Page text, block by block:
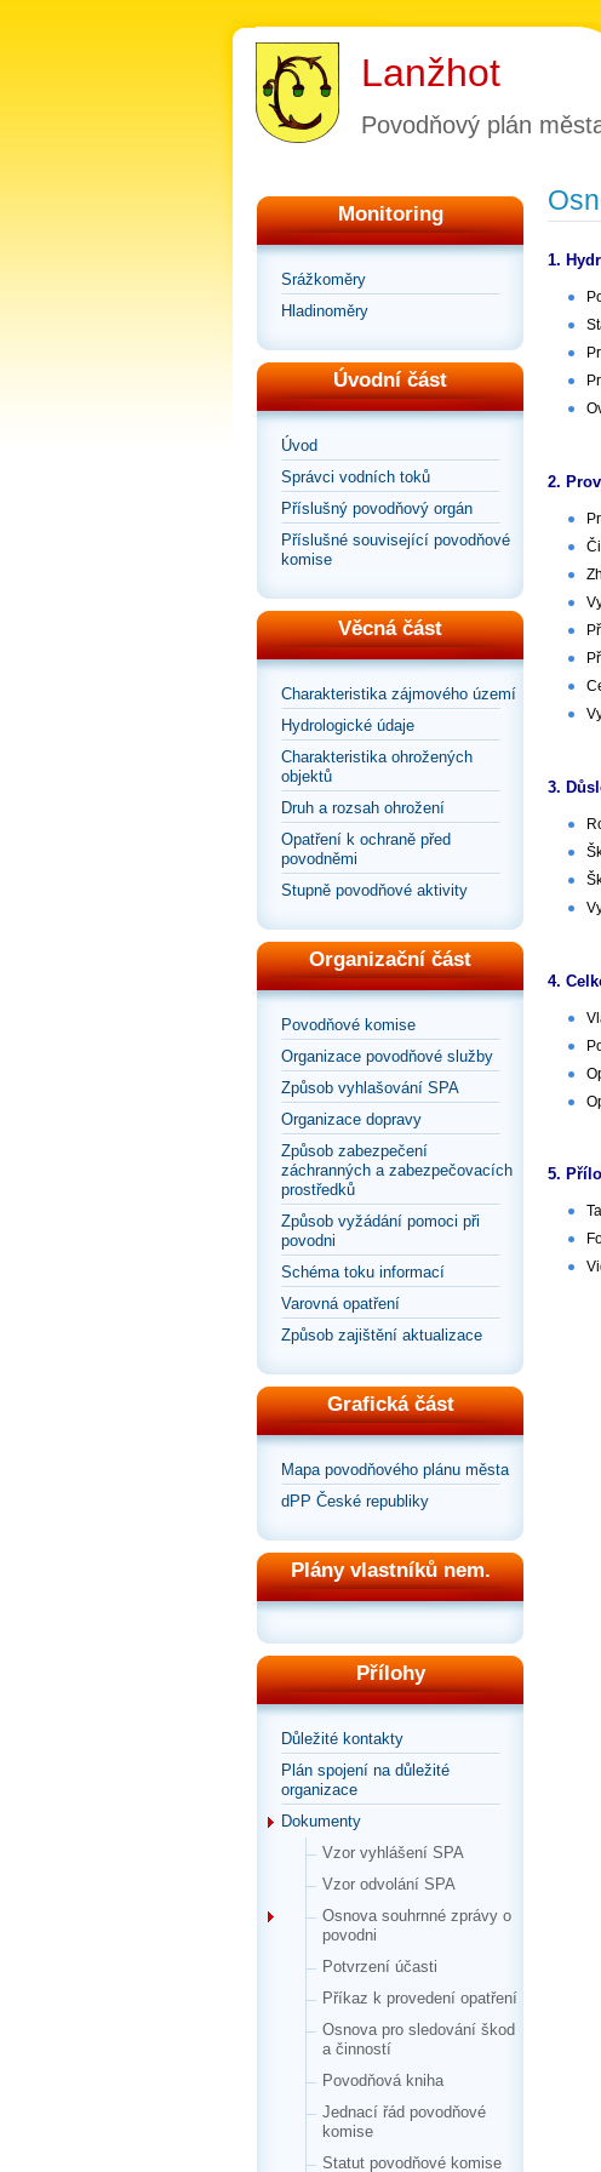
Lanžhot
Povodňový plán
Monitoring
Srážkoměry
Hladinoměry
Úvodní část
Úvod
Správci vodních toků
Příslušný povodňový orgán
Příslušné související povodňové
komise
Věcná část
Charakteristika zájmového území
Hydrologické údaje
Charakteristika ohrožených
objektů
Druh a rozsah ohrožení
Opatření k ochraně před
povodněmi
Stupně povodňové aktivity
Organizační část
Povodňové komise
Organizace povodňové služby
Způsob vyhlašování SPA
Organizace dopravy
Způsob zabezpečení
záchranných a zabezpečovacích
prostředků
Způsob vyžádání pomoci při
povodni
Schéma toku informací
Varovná opatření
Způsob zajištění aktualizace
Grafická část
Mapa povodňového plánu města
dPP České republiky
Plány vlastníků nem.
Přílohy
Důležité kontakty
Plán spojení na důležité
organizace
Dokumenty
Vzor vyhlášení SPA
Vzor odvolání SPA
Osnova souhrnné zprávy o
povodni
Potvrzení účasti
Příkaz k provedení opatření
Osnova pro sledování škod
a činností
Povodňová kniha
Jednací řád povodňové
komise
Statut povodňové komise
1.
2.
3.
4.
5.